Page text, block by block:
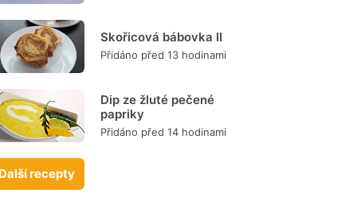
Skořicová bábovka II
Přidáno před 13 hodinami
Dip ze žluté pečené
papriky
Přidáno před 14 hodinami
recepty